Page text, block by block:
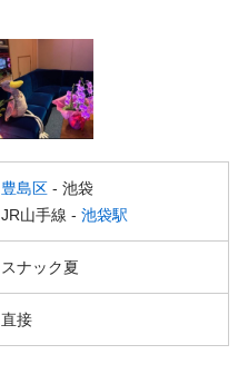
豊島区 - 池袋
JR山手線 - 池袋駅
スナック夏
直接